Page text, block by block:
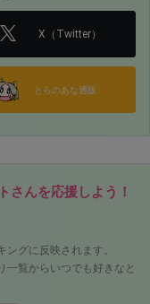
X（Twitter）
とらのあな通販
さんを応援しよう！
グに反映されます。
一覧からいつでも好きなと